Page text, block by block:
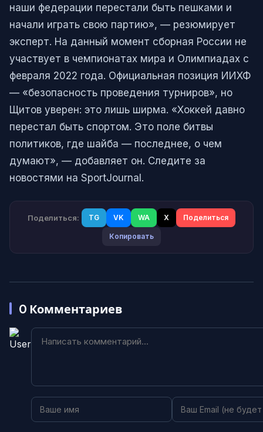
наши федерации перестали быть пешками и
начали играть свою партию», — резюмирует
эксперт. На данный момент сборная России не
участвует в чемпионатах мира и Олимпиадах с
февраля 2022 года. Официальная позиция ИИХФ
— «безопасность проведения турниров», но
Щитов уверен: это лишь ширма. «Хоккей давно
перестал быть спортом. Это поле битвы
политиков, где шайба — последнее, о чем
думают», — добавляет он. Следите за
новостями на SportJournal.
Поделиться: TG VK WA X Поделиться
Копировать
0 Комментариев